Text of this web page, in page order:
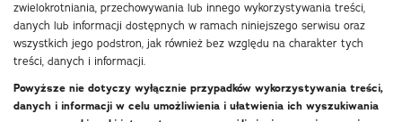
zwielokrotniania, przechowywania lub innego wykorzystywania treści,
danych lub informacji dostępnych w ramach niniejszego serwisu oraz
wszystkich jego podstron, jak również bez względu na charakter tych
treści, danych i informacji.
Powyższe nie dotyczy wyłącznie przypadków wykorzystywania treści,
danych i informacji w celu umożliwienia i ułatwienia ich wyszukiwania